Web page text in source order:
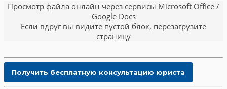
Просмотр файла онлайн через сервисы Microsoft Office /
Google Docs
Если вдруг вы видите пустой блок, перезагрузите
страницу